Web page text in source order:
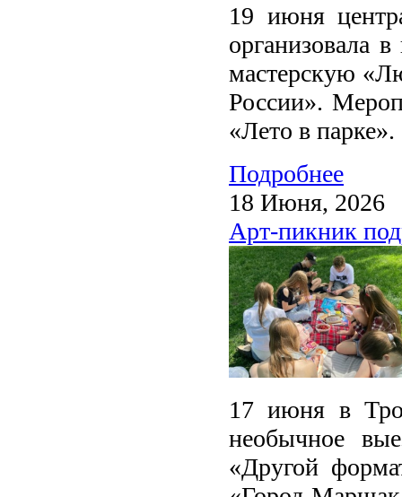
19 июня
организовала
мастерскую
России».
«Лето в парке».
Подробнее
18 Июня, 2026
Арт-пикник
17 июня в
необычное
«Другой